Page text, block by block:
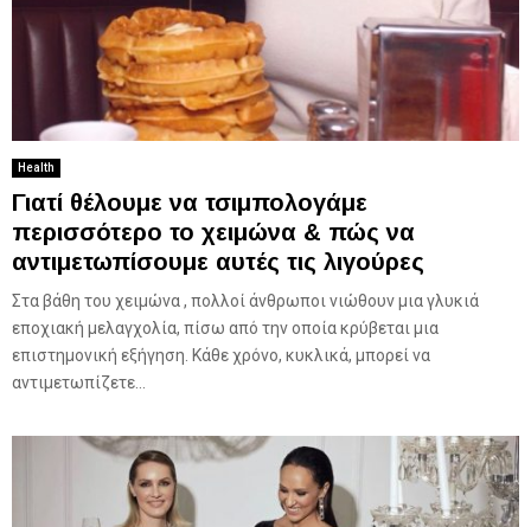
Health
Γιατί θέλουμε να τσιμπολογάμε
περισσότερο το χειμώνα & πώς να
αντιμετωπίσουμε αυτές τις λιγούρες
Στα βάθη του χειμώνα , πολλοί άνθρωποι νιώθουν μια γλυκιά
εποχιακή μελαγχολία, πίσω από την οποία κρύβεται μια
επιστημονική εξήγηση. Κάθε χρόνο, κυκλικά, μπορεί να
αντιμετωπίζετε...